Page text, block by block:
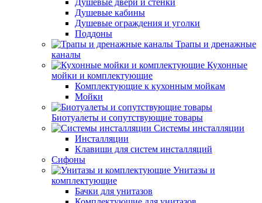
Душевые двери и стенки
Душевые кабины
Душевые ограждения и уголки
Поддоны
Трапы и дренажные
каналы
Кухонные
мойки и комплектующие
Комплектующие к кухонным мойкам
Мойки
Биотуалеты и сопутствующие товары
Системы инсталляции
Инсталляции
Клавиши для систем инсталляций
Сифоны
Унитазы и
комплектующие
Бачки для унитазов